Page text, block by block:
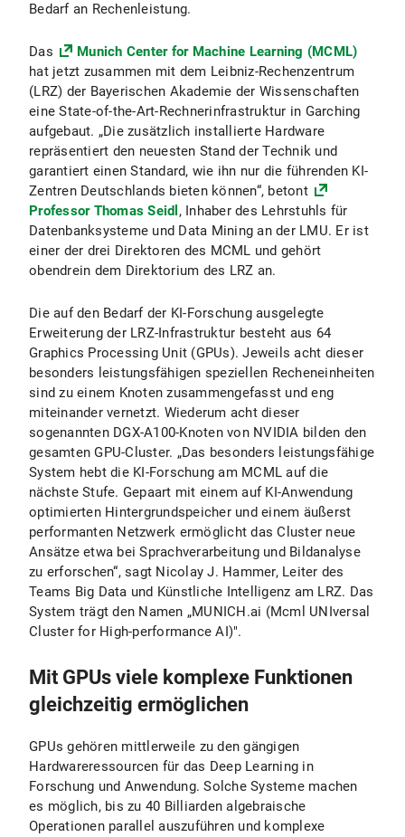
Bedarf an Rechenleistung.
Das
Munich Center for Machine Learning (MCML)
hat jetzt zusammen mit dem Leibniz-Rechenzentrum
(LRZ) der Bayerischen Akademie der Wissenschaften
eine State-of-the-Art-Rechnerinfrastruktur in Garching
aufgebaut. „Die zusätzlich installierte Hardware
repräsentiert den neuesten Stand der Technik und
garantiert einen Standard, wie ihn nur die führenden KI-
Zentren Deutschlands bieten können“, betont
Professor Thomas Seidl , Inhaber des Lehrstuhls für
Datenbanksysteme und Data Mining an der LMU. Er ist
einer der drei Direktoren des MCML und gehört
obendrein dem Direktorium des LRZ an.
Die auf den Bedarf der KI-Forschung ausgelegte
Erweiterung der LRZ-Infrastruktur besteht aus 64
Graphics Processing Unit (GPUs). Jeweils acht dieser
besonders leistungsfähigen speziellen Recheneinheiten
sind zu einem Knoten zusammengefasst und eng
miteinander vernetzt. Wiederum acht dieser
sogenannten DGX-A100-Knoten von NVIDIA bilden den
gesamten GPU-Cluster. „Das besonders leistungsfähige
System hebt die KI-Forschung am MCML auf die
nächste Stufe. Gepaart mit einem auf KI-Anwendung
optimierten Hintergrundspeicher und einem äußerst
performanten Netzwerk ermöglicht das Cluster neue
Ansätze etwa bei Sprachverarbeitung und Bildanalyse
zu erforschen“, sagt Nicolay J. Hammer, Leiter des
Teams Big Data und Künstliche Intelligenz am LRZ. Das
System trägt den Namen „MUNICH.ai (Mcml UNIversal
Cluster for High-performance AI)".
Mit GPUs viele komplexe Funktionen
gleichzeitig ermöglichen
GPUs gehören mittlerweile zu den gängigen
Hardwareressourcen für das Deep Learning in
Forschung und Anwendung. Solche Systeme machen
es möglich, bis zu 40 Billiarden algebraische
Operationen parallel auszuführen und komplexe